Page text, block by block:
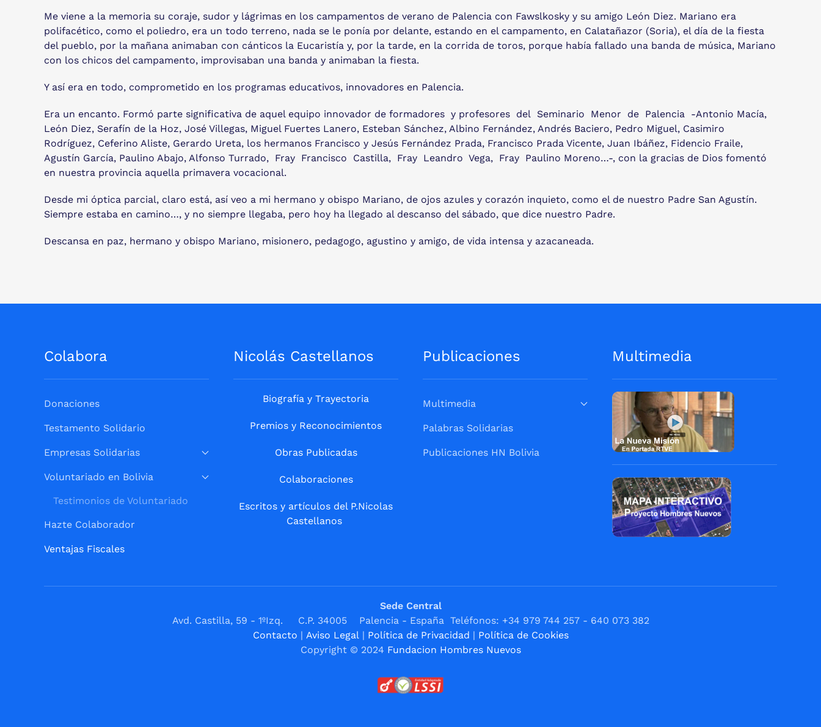
Me viene a la memoria su coraje, sudor y lágrimas en los campamentos de verano de Palencia con Fawslkosky y su amigo León Diez. Mariano era
polifacético, como el poliedro, era un todo terreno, nada se le ponía por delante, estando en el campamento, en Calatañazor (Soria), el día de la fiesta
del pueblo, por la mañana animaban con cánticos la Eucaristía y, por la tarde, en la corrida de toros, porque había fallado una banda de música, Mariano
con los chicos del campamento, improvisaban una banda y animaban la fiesta.
Y así era en todo, comprometido en los programas educativos, innovadores en Palencia.
Era un encanto. Formó parte significativa de aquel equipo innovador de formadores y profesores del Seminario Menor de Palencia -Antonio Macía,
León Diez, Serafín de la Hoz, José Villegas, Miguel Fuertes Lanero, Esteban Sánchez, Albino Fernández, Andrés Baciero, Pedro Miguel, Casimiro
Rodríguez, Ceferino Aliste, Gerardo Ureta, los hermanos Francisco y Jesús Fernández Prada, Francisco Prada Vicente, Juan Ibáñez, Fidencio Fraile,
Agustín García, Paulino Abajo, Alfonso Turrado, Fray Francisco Castilla, Fray Leandro Vega, Fray Paulino Moreno…-, con la gracias de Dios fomentó
en nuestra provincia aquella primavera vocacional.
Desde mi óptica parcial, claro está, así veo a mi hermano y obispo Mariano, de ojos azules y corazón inquieto, como el de nuestro Padre San Agustín.
Siempre estaba en camino…, y no siempre llegaba, pero hoy ha llegado al descanso del sábado, que dice nuestro Padre.
Descansa en paz, hermano y obispo Mariano, misionero, pedagogo, agustino y amigo, de vida intensa y azacaneada.
Colabora
Donaciones
Testamento Solidario
Empresas Solidarias
Voluntariado en Bolivia
Testimonios de Voluntariado
Hazte Colaborador
Ventajas Fiscales
Nicolás Castellanos
Biografía y Trayectoria
Premios y Reconocimientos
Obras Publicadas
Colaboraciones
Escritos y artículos del P.Nicolas
Castellanos
Publicaciones
Multimedia
Palabras Solidarias
Publicaciones HN Bolivia
Multimedia
Sede Central
Avd. Castilla, 59 - 1ºIzq. C.P. 34005 Palencia - España Teléfonos: +34 979 744 257 - 640 073 382
Contacto | Aviso Legal | Política de Privacidad | Política de Cookies
Copyright © 2024 Fundacion Hombres Nuevos